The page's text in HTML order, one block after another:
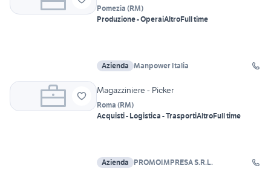
Pomezia (RM)
Produzione - OperaiAltroFull time
Azienda Manpower Italia
Magazziniere - Picker
Roma (RM)
Acquisti - Logistica - TrasportiAltroFull time
Azienda PROMOIMPRESA S.R.L.